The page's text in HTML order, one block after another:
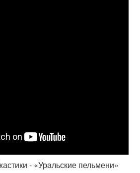
- «Уральские пельмени»